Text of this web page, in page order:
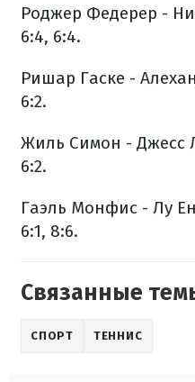
Роджер Федерер -
6:4, 6:4.
Ришар Гаске -
6:2.
Жиль Симон - Джесс
6:2.
Гаэль Монфис - Лу
6:1, 8:6.
Связанные
СПОРТ ТЕННИС